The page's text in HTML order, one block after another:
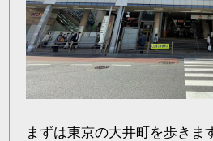
まずは東京の大井町を歩きま